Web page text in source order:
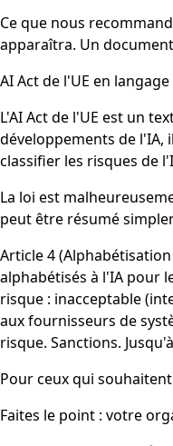
Ce que nous
apparaîtra. Un
AI Act de l'UE en
L'AI Act de l'UE est un
développements de l'IA,
classifier les risques de
La loi est
peut être résumé
Article 4
alphabétisés à l'IA pour
risque : inacceptable
aux fournisseurs de
risque. Sanctions.
Pour ceux qui
Faites le point : votre